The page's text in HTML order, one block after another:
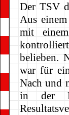
Der TSV
Aus
mit
belieben.
war für
Nach und
in der